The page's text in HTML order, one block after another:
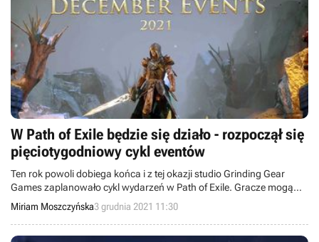
W Path of Exile będzie się działo - rozpoczął się
pięciotygodniowy cykl eventów
Ten rok powoli dobiega końca i z tej okazji studio Grinding Gear
Games zaplanowało cykl wydarzeń w Path of Exile. Gracze mogą
liczyć na wiele ciekawych i wymagających wyzwań.
Miriam Moszczyńska3 grudnia 2021 11:30